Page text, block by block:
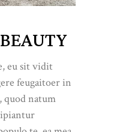
eu sit vidit
feugaitoer in
quod natum